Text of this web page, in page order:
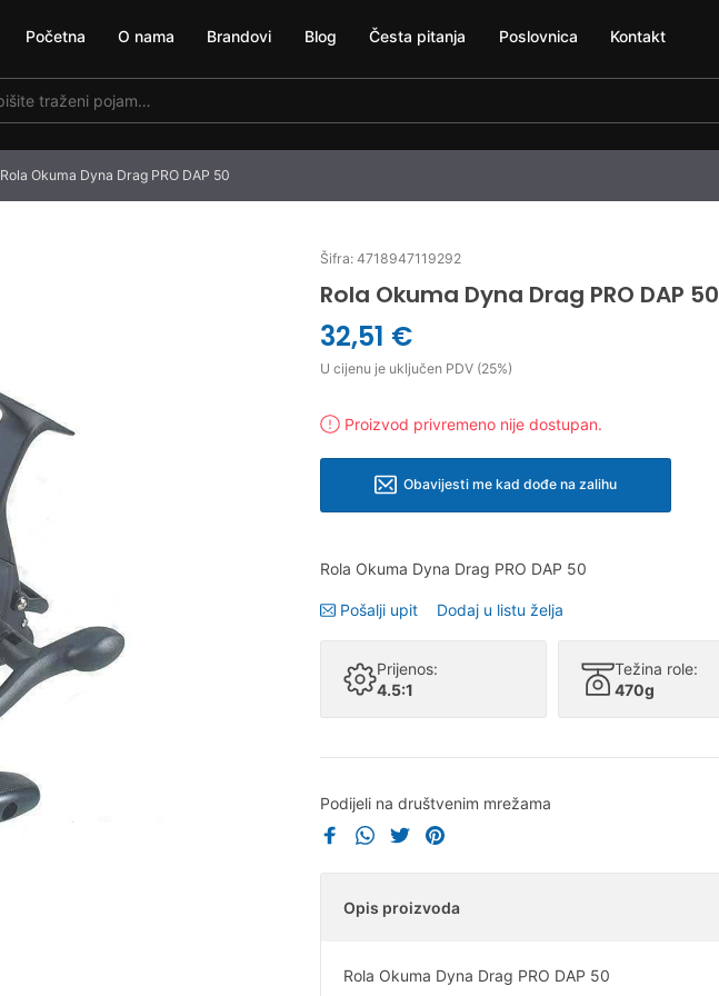
Početna O nama Brandovi Blog Česta pitanja Poslovnica Kontakt
Rola Okuma Dyna Drag PRO DAP 50
Šifra: 4718947119292
Rola Okuma Dyna Drag PRO DAP 50
32,51 €
U cijenu je uključen PDV (25%)
Proizvod privremeno nije dostupan.
Obavijesti me kad dođe na zalihu
Rola Okuma Dyna Drag PRO DAP 50
Pošalji upit Dodaj u listu želja
Prijenos:
4.5:1
Težina role:
470g
Podijeli na društvenim mrežama
Opis proizvoda
Rola Okuma Dyna Drag PRO DAP 50